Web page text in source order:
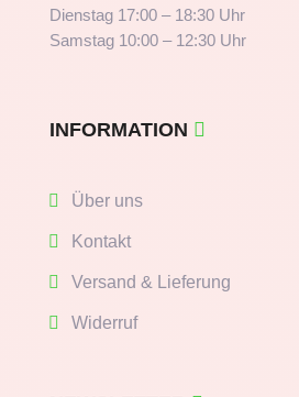
Dienstag 17:00 – 18:30 Uhr
Samstag 10:00 – 12:30 Uhr
INFORMATION
Über uns
Kontakt
Versand & Lieferung
Widerruf